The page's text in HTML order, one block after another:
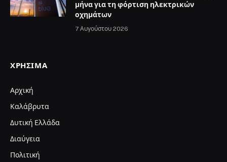
μήνα για τη φόρτιση ηλεκτρικών
οχημάτων
7 Αυγούστου 2026
ΧΡΉΣΙΜΑ
Αρχική
Καλάβρυτα
Δυτική Ελλάδα
Διαύγεια
Πολιτική